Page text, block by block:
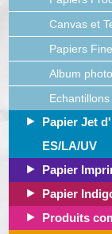
Canvas et
Papiers
Album
Papier Jet
ES/LA/UV
Papier
Papier
Produits